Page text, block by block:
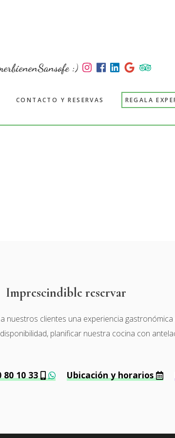
:)
CONTACTO Y RESERVAS REGALA
Imprescindible reservar
clientes una experiencia gastronómica
planificar nuestra cocina con
80 10 33 Ubicación y horarios